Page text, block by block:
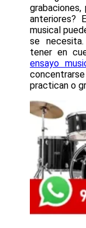
anteriores?
musical
se
tener en
ensayo
practican o